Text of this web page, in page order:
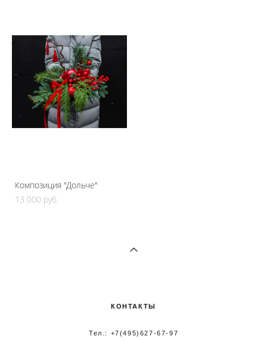
Композиция "Дольче"
13 000 pуб.
КОНТАКТЫ
Тел.: +7(495)627-67-97